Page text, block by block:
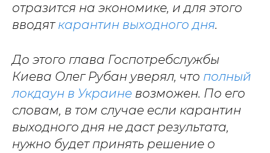
отразится на экономике, и для этого
вводят карантин выходного дня.
До этого глава Госпотребслужбы
Киева Олег Рубан уверял, что полный
локдаун в Украине возможен. По его
словам, в том случае если карантин
выходного дня не даст результата,
нужно будет принять решение о